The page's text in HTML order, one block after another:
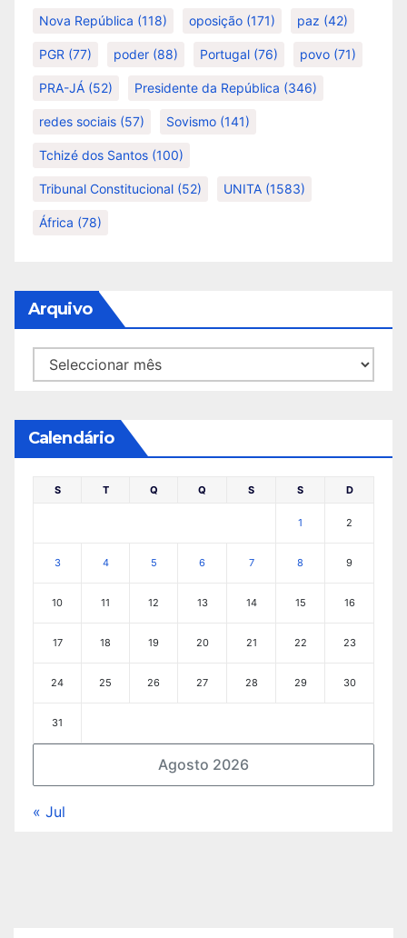
Nova República (118) oposição (171) paz (42)
PGR (77) poder (88) Portugal (76) povo (71)
PRA-JÁ (52) Presidente da República (346)
redes sociais (57) Sovismo (141)
Tchizé dos Santos (100)
Tribunal Constitucional (52) UNITA (1583)
África (78)
Arquivo
Arquivo
Calendário
Agosto 2026
S T Q Q S S D
1 2
3 4 5 6 7 8 9
10 11 12 13 14 15 16
17 18 19 20 21 22 23
24 25 26 27 28 29 30
31
« Jul